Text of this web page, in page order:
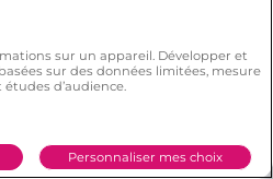
sur un appareil. Développer et
sur des données limitées, mesure
d’audience.
Personnaliser mes choix